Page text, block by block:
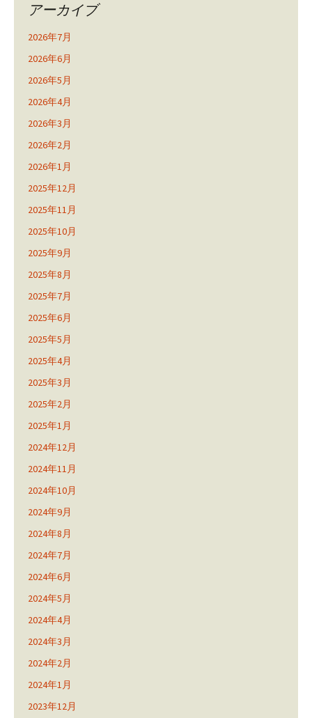
アーカイブ
2026年7月
2026年6月
2026年5月
2026年4月
2026年3月
2026年2月
2026年1月
2025年12月
2025年11月
2025年10月
2025年9月
2025年8月
2025年7月
2025年6月
2025年5月
2025年4月
2025年3月
2025年2月
2025年1月
2024年12月
2024年11月
2024年10月
2024年9月
2024年8月
2024年7月
2024年6月
2024年5月
2024年4月
2024年3月
2024年2月
2024年1月
2023年12月